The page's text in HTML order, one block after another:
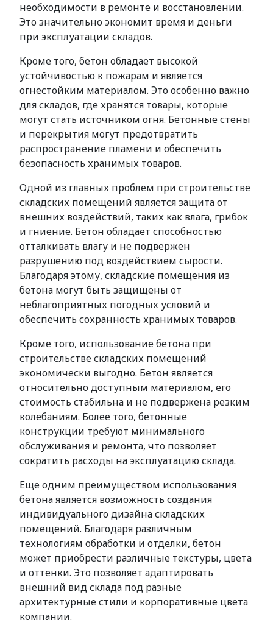
необходимости в ремонте и восстановлении.
Это значительно экономит время и деньги
при эксплуатации складов.
Кроме того, бетон обладает высокой
устойчивостью к пожарам и является
огнестойким материалом. Это особенно важно
для складов, где хранятся товары, которые
могут стать источником огня. Бетонные стены
и перекрытия могут предотвратить
распространение пламени и обеспечить
безопасность хранимых товаров.
Одной из главных проблем при строительстве
складских помещений является защита от
внешних воздействий, таких как влага, грибок
и гниение. Бетон обладает способностью
отталкивать влагу и не подвержен
разрушению под воздействием сырости.
Благодаря этому, складские помещения из
бетона могут быть защищены от
неблагоприятных погодных условий и
обеспечить сохранность хранимых товаров.
Кроме того, использование бетона при
строительстве складских помещений
экономически выгодно. Бетон является
относительно доступным материалом, его
стоимость стабильна и не подвержена резким
колебаниям. Более того, бетонные
конструкции требуют минимального
обслуживания и ремонта, что позволяет
сократить расходы на эксплуатацию склада.
Еще одним преимуществом использования
бетона является возможность создания
индивидуального дизайна складских
помещений. Благодаря различным
технологиям обработки и отделки, бетон
может приобрести различные текстуры, цвета
и оттенки. Это позволяет адаптировать
внешний вид склада под разные
архитектурные стили и корпоративные цвета
компании.